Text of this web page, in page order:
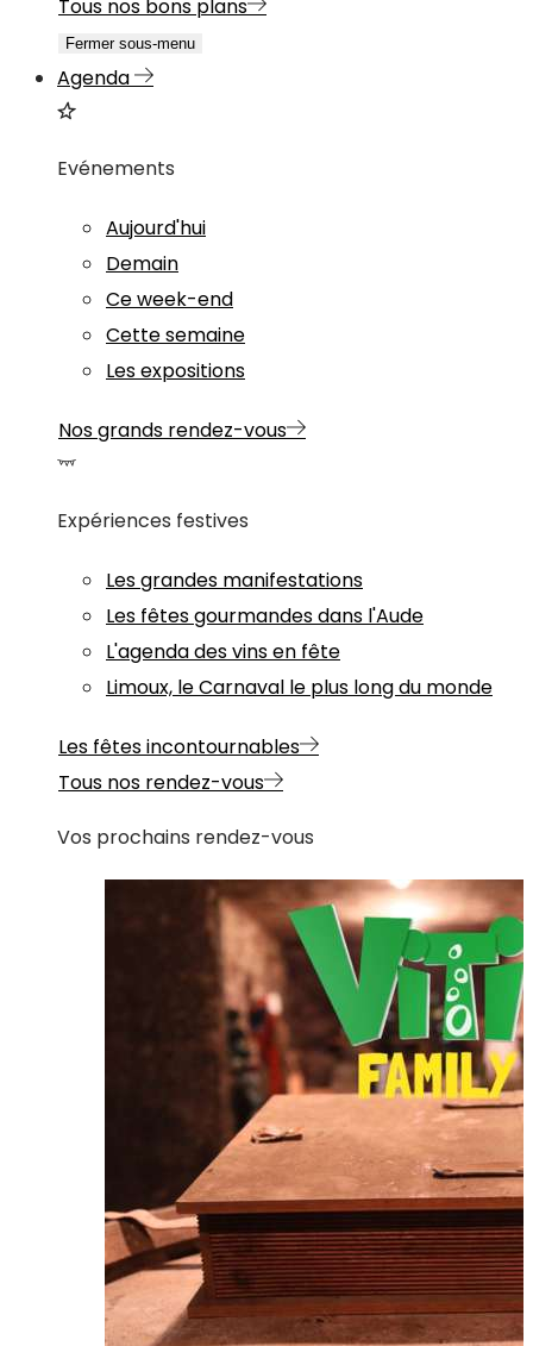
Tous nos bons plans
Fermer sous-menu
Agenda
Evénements
Aujourd'hui
Demain
Ce week-end
Cette semaine
Les expositions
Nos grands rendez-vous
Expériences festives
Les grandes manifestations
Les fêtes gourmandes dans l'Aude
L'agenda des vins en fête
Limoux, le Carnaval le plus long du monde
Les fêtes incontournables
Tous nos rendez-vous
Vos prochains rendez-vous